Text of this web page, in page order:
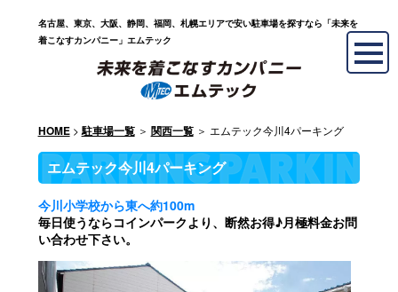
名古屋、東京、大阪、静岡、福岡、札幌エリアで安い駐車場を探すなら「未来を
着こなすカンパニー」エムテック
HOME> 駐車場一覧＞ 関西一覧＞ エムテック今川4パーキング
エムテック今川4パーキング
今川小学校から東へ約100m
毎日使うならコインパークより、断然お得♪月極料金お問
い合わせ下さい。